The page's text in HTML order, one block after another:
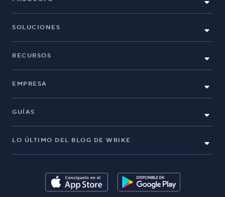
SOLUCIONES
RECURSOS
EMPRESA
GUÍAS
LO ÚLTIMO DEL BLOG DE WRIKE